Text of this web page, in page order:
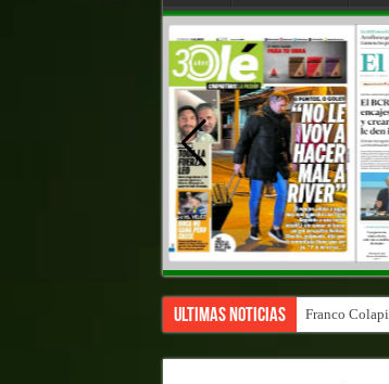
Ultimas Noticias Franco